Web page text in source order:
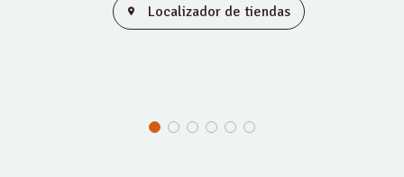
Localizador de tiendas